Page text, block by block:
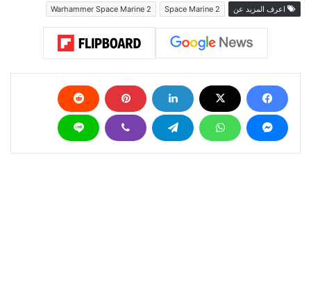
اعرف المزيد عن Space Marine 2
Warhammer Space Marine 2